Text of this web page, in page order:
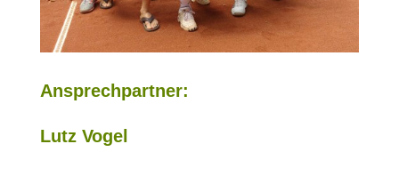
Ansprechpartner:
Lutz Vogel